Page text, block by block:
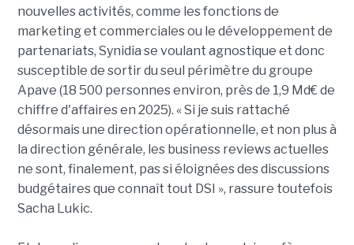
nouvelles activités, comme les fonctions de
marketing et commerciales ou le développement de
partenariats, Synidia se voulant agnostique et donc
susceptible de sortir du seul périmètre du groupe
Apave (18 500 personnes environ, près de 1,9 Md€ de
chiffre d'affaires en 2025). « Si je suis rattaché
désormais une direction opérationnelle, et non plus à
la direction générale, les business reviews actuelles
ne sont, finalement, pas si éloignées des discussions
budgétaires que connaît tout DSI », rassure toutefois
Sacha Lukic.